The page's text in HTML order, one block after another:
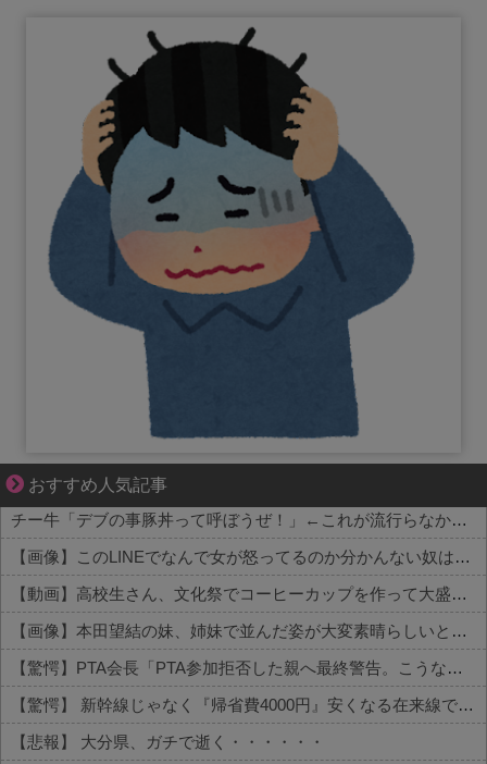
おすすめ人気記事
妻が嫌すぎて壊れていった、ある夫の現実
チー牛「デブの事豚丼って呼ぼうぜ！」←これが流行らなかった理由
【画像】このLINEでなんで女が怒ってるのか分かんない奴はモテない奴確定らしい←お前らは勿論わかるよな？？？？？？？
【動画】高校生さん、文化祭でコーヒーカップを作って大盛りあがり←なんかどっかで見たことあると話題に
【画像】本田望結の妹、姉妹で並んだ姿が大変素晴らしいと話題にw w w w w w w
【驚愕】PTA会長「PTA参加拒否した親へ最終警告。こうなってもいい？」←コレはどっちが悪いのか？大論争が巻き起こってしまう…
【驚愕】 新幹線じゃなく『帰省費4000円』安くなる在来線で帰省した結果ｗｗｗｗｗ
【悲報】 大分県、ガチで逝く・・・・・・